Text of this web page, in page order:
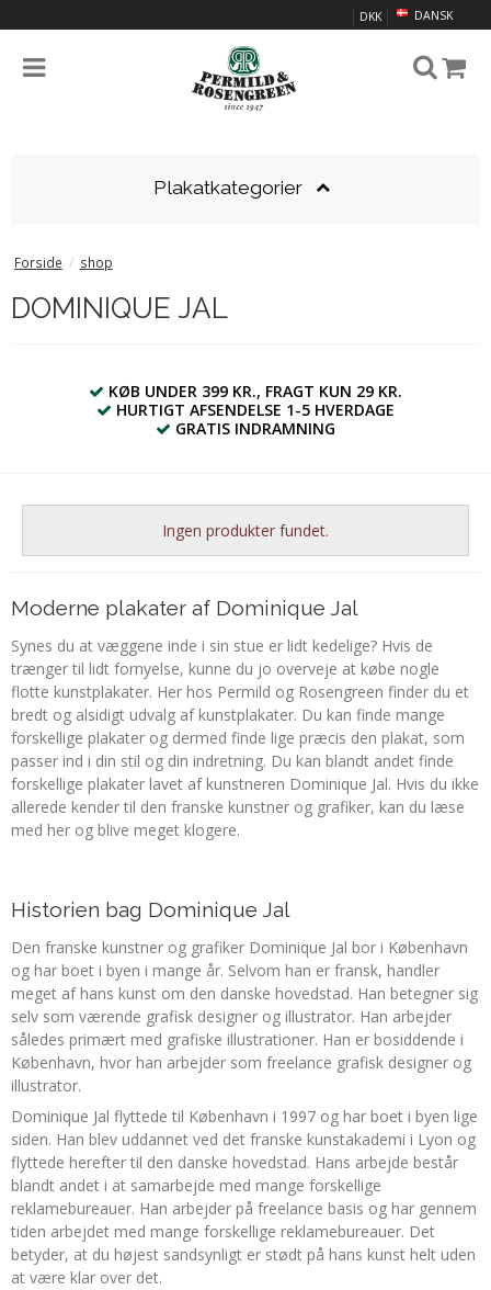
DANSK
DKK
Plakatkategorier
Forside / shop
DOMINIQUE JAL
KØB UNDER 399 KR., FRAGT KUN 29 KR.
HURTIGT AFSENDELSE 1-5 HVERDAGE
GRATIS INDRAMNING
Ingen produkter fundet.
Moderne plakater af Dominique Jal
Synes du at væggene inde i sin stue er lidt kedelige? Hvis de
trænger til lidt fornyelse, kunne du jo overveje at købe nogle
flotte kunstplakater. Her hos Permild og Rosengreen finder du et
bredt og alsidigt udvalg af kunstplakater. Du kan finde mange
forskellige plakater og dermed finde lige præcis den plakat, som
passer ind i din stil og din indretning. Du kan blandt andet finde
forskellige plakater lavet af kunstneren Dominique Jal. Hvis du ikke
allerede kender til den franske kunstner og grafiker, kan du læse
med her og blive meget klogere.
Historien bag Dominique Jal
Den franske kunstner og grafiker Dominique Jal bor i København
og har boet i byen i mange år. Selvom han er fransk, handler
meget af hans kunst om den danske hovedstad. Han betegner sig
selv som værende grafisk designer og illustrator. Han arbejder
således primært med grafiske illustrationer. Han er bosiddende i
København, hvor han arbejder som freelance grafisk designer og
illustrator.
Dominique Jal flyttede til København i 1997 og har boet i byen lige
siden. Han blev uddannet ved det franske kunstakademi i Lyon og
flyttede herefter til den danske hovedstad. Hans arbejde består
blandt andet i at samarbejde med mange forskellige
reklamebureauer. Han arbejder på freelance basis og har gennem
tiden arbejdet med mange forskellige reklamebureauer. Det
betyder, at du højest sandsynligt er stødt på hans kunst helt uden
at være klar over det.